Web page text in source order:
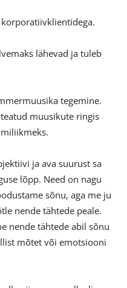
lähevad ja tuleb
tegemine.
muusikute ringis
ja ava suurust sa
lõpp. Need on nagu
sõnu, aga me ju
nende tähtede peale.
nende tähtede abil sõnu
mõtet või emotsiooni